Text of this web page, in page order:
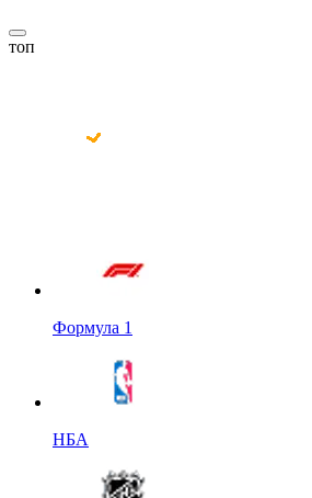
топ
Формула 1
НБА